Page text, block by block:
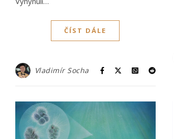
ČÍST DÁLE
Vladimír Socha